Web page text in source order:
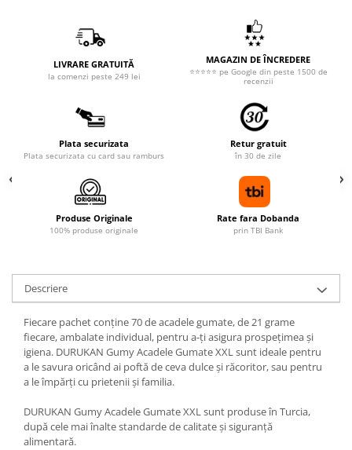
LIVRARE GRATUITĂ
la comenzi peste 249 lei
MAGAZIN DE ÎNCREDERE
⭐⭐⭐⭐⭐ pe Google din peste 1500 de
recenzii
Plata securizata
Plata securizata cu card sau ramburs
Retur gratuit
în 30 de zile
Produse Originale
100% produse originale
Rate fara Dobanda
prin TBI Bank
Descriere
Fiecare pachet conține 70 de acadele gumate, de 21 grame
fiecare, ambalate individual, pentru a-ți asigura prospețimea și
igiena. DURUKAN Gumy Acadele Gumate XXL sunt ideale pentru
a le savura oricând ai poftă de ceva dulce și răcoritor, sau pentru
a le împărți cu prietenii și familia.
DURUKAN Gumy Acadele Gumate XXL sunt produse în Turcia,
după cele mai înalte standarde de calitate și siguranță
alimentară.